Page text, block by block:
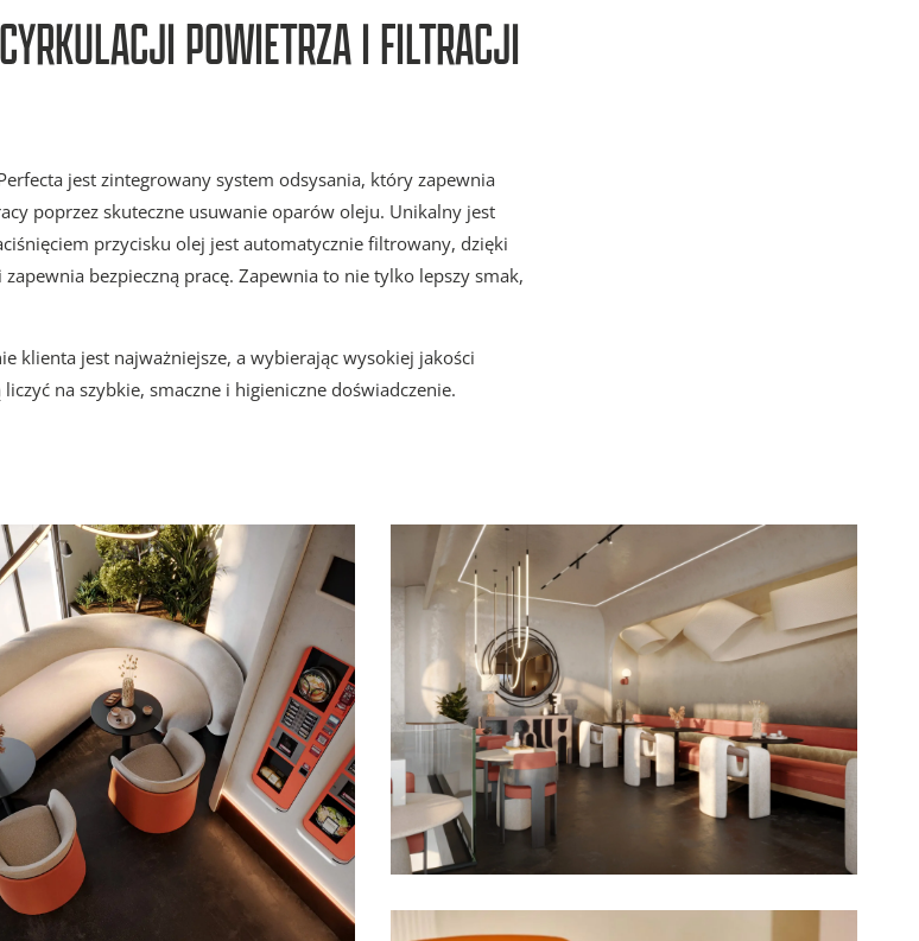
POWIETRZA I FILTRACJI
jest zintegrowany system odsysania, który zapewnia
poprzez skuteczne usuwanie oparów oleju. Unikalny jest
przycisku olej jest automatycznie filtrowany, dzięki
zapewnia bezpieczną pracę. Zapewnia to nie tylko lepszy smak,
klienta jest najważniejsze, a wybierając wysokiej jakości
na szybkie, smaczne i higieniczne doświadczenie.